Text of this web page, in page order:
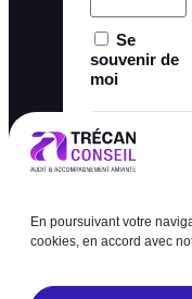
En poursuivant votre
cookies, en accord avec
Se
souvenir de
moi
Connexion
perdu ?